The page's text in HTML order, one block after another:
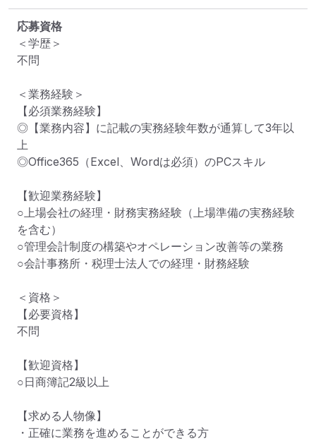
応募資格
＜学歴＞
不問
＜業務経験＞
【必須業務経験】
◎【業務内容】に記載の実務経験年数が通算して3年以
上
◎Office365（Excel、Wordは必須）のPCスキル
【歓迎業務経験】
○上場会社の経理・財務実務経験（上場準備の実務経験
を含む）
○管理会計制度の構築やオペレーション改善等の業務
○会計事務所・税理士法人での経理・財務経験
＜資格＞
【必要資格】
不問
【歓迎資格】
○日商簿記2級以上
【求める人物像】
・正確に業務を進めることができる方